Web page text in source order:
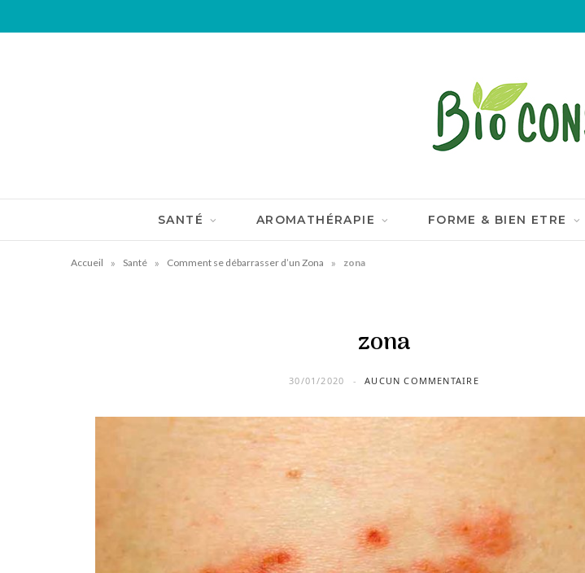
SANTÉ AROMATHÉRAPIE FORME & BIEN ETRE
Accueil » Santé » Comment se débarrasser d’un Zona » zona
zona
30/01/2020 AUCUN COMMENTAIRE